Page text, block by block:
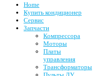
Home
Купить кондиционер
Сервис
Запчасти
Компрессора
Моторы
Платы
управления
Трансформаторы